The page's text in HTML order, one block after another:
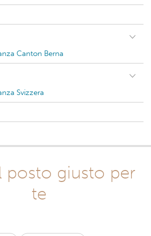
Canton Berna
Svizzera
posto giusto per
te